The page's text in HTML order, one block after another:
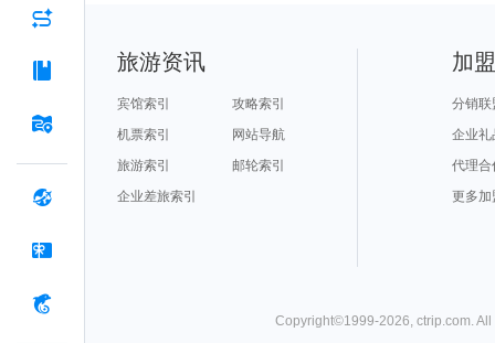
旅游资讯
宾馆索引
攻略索引
机票索引
网站导航
旅游索引
邮轮索引
企业差旅索引
加
分销联
企业礼
代理合
更多加
Copyright©1999-2026, ctrip.com.